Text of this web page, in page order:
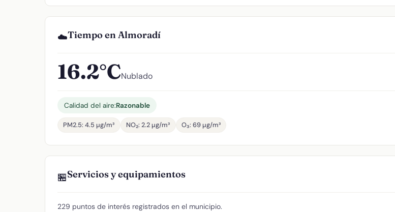
☁️Tiempo en Almoradí
16.2°CNublado
Calidad del aire:Razonable
PM2.5: 4.5 µg/m³ NO₂: 2.2 µg/m³ O₃: 69 µg/m³
🏪Servicios y equipamientos
229 puntos de interés registrados en el municipio.